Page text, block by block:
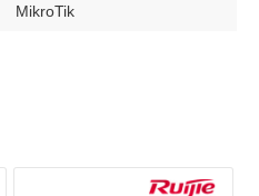
MikroTik